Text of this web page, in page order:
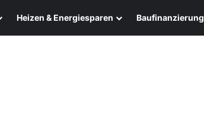
Heizen & Energiesparen Baufinanzierung